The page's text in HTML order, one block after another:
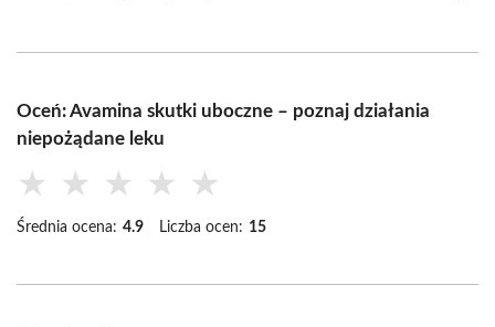
Oceń: Avamina skutki uboczne – poznaj działania
niepożądane leku
★ ★ ★ ★ ★
Średnia ocena: 4.9 Liczba ocen: 15